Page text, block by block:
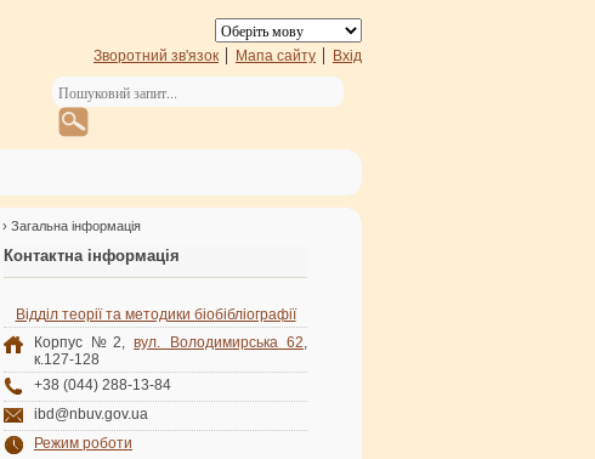
Зворотний зв'язок Мапа сайту Вхід
› Загальна інформація
Контактна інформація
Відділ теорії та методики біобібліографії
Корпус №2,вул. Володимирська 62,
к.127-128
+38 (044) 288-13-84
ibd@nbuv.gov.ua
Режим роботи